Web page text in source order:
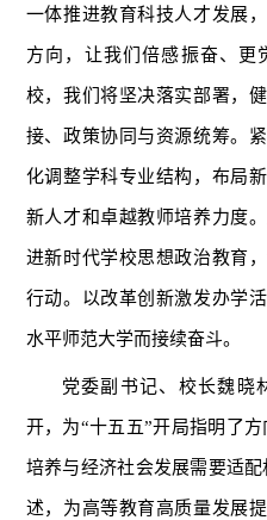
一体推进教育科技人才发展
方向，让我们倍感振奋、更
校，我们将坚决落实部署，
接、政策协同与资源统筹。
化调整学科专业结构，布局
新人才和卓越教师培养力度
进新时代学校思想政治教育
行动。以改革创新激发办学
水平师范大学而接续奋斗。
党委副书记、校长魏晓
开，为“十五五”开局指明了
培养与经济社会发展需要适
述，为高等教育高质量发展